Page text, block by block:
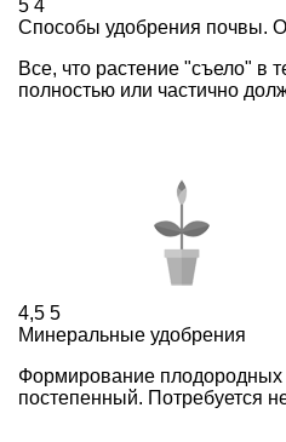
5 4
Способы удобрения почвы.
Все, что растение "съело" в
полностью или частично
4,5 5
Минеральные удобрения
Формирование плодородных
постепенный. Потребуется